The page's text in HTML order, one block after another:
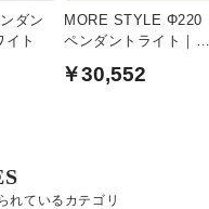
ダン
イト
MORE STYLE Φ220
ペンダントライト｜
￥30,552
れているカテゴリ